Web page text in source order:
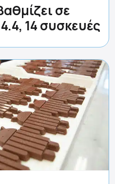
σε
14 συσκευές